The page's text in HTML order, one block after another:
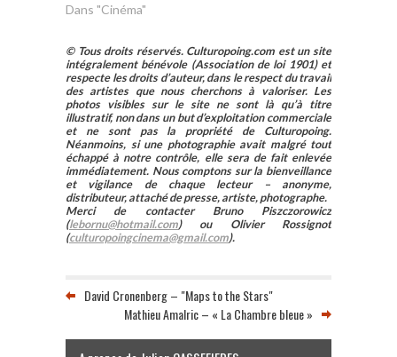
Dans "Cinéma"
© Tous droits réservés. Culturopoing.com est un site
intégralement bénévole (Association de loi 1901) et
respecte les droits d’auteur, dans le respect du travail
des artistes que nous cherchons à valoriser. Les
photos visibles sur le site ne sont là qu’à titre
illustratif, non dans un but d’exploitation commerciale
et ne sont pas la propriété de Culturopoing.
Néanmoins, si une photographie avait malgré tout
échappé à notre contrôle, elle sera de fait enlevée
immédiatement. Nous comptons sur la bienveillance
et vigilance de chaque lecteur – anonyme,
distributeur, attaché de presse, artiste, photographe.
Merci de contacter Bruno Piszczorowicz
(lebornu@hotmail.com) ou Olivier Rossignot
(culturopoingcinema@gmail.com).
David Cronenberg – "Maps to the Stars"
Mathieu Amalric – « La Chambre bleue »